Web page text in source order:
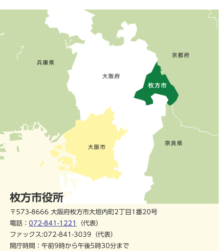
枚方市役所
〒573-8666 大阪府枚方市大垣内町2丁目1番20号
電話： 072-841-1221
（代表）
ファックス:072-841-3039（代表）
開庁時間：午前9時から午後5時30分まで